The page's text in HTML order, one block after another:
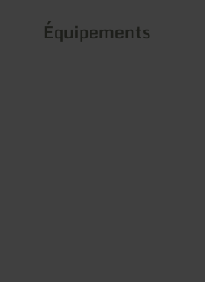
Équipements